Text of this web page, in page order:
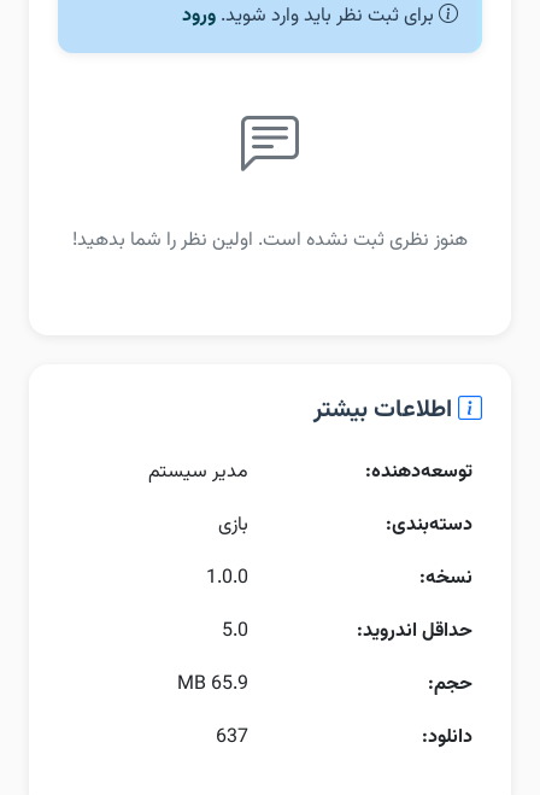
برای ثبت نظر باید وارد شوید. ورود
هنوز نظری ثبت نشده است. اولین نظر را شما بدهید!
اطلاعات بیشتر
توسعه‌دهنده:
مدیر سیستم
دسته‌بندی:
بازی
نسخه:
1.0.0
حداقل اندروید:
5.0
حجم:
65.9 MB
دانلود:
637